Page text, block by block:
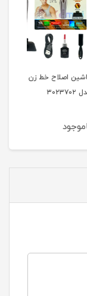
خط زن کیمی